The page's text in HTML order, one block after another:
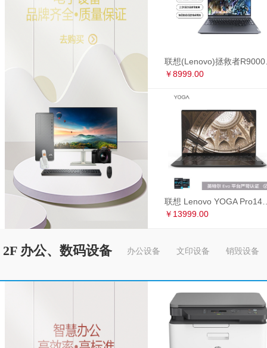
￥8999.00
￥13999.00
2F 办公、数码设备 办公设备 文印设备 销毁设备